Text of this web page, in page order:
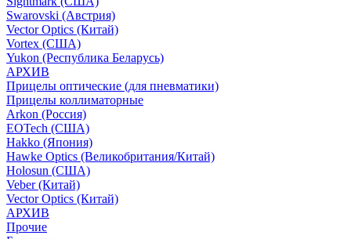
Swarovski (Австрия)
Vector Optics (Китай)
Vortex (США)
Yukon (Республика Беларусь)
АРХИВ
Прицелы оптические (для пневматики)
Прицелы коллиматорные
Arkon (Россия)
EOTech (США)
Hakko (Япония)
Hawke Optics (Великобритания/Китай)
Holosun (США)
Veber (Китай)
Vector Optics (Китай)
АРХИВ
Прочие